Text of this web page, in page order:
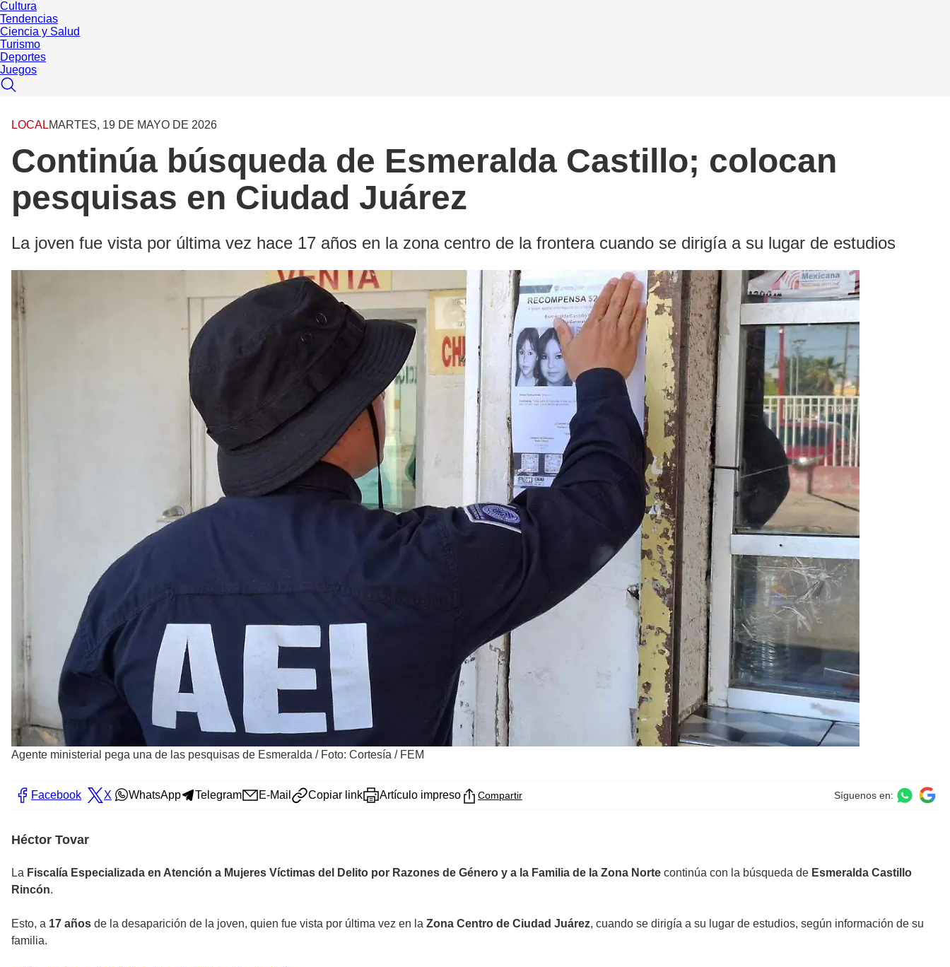
Cultura
Tendencias
Ciencia y Salud
Turismo
Deportes
Juegos
LOCALMARTES, 19 DE MAYO DE 2026
Continúa búsqueda de Esmeralda Castillo; colocan
pesquisas en Ciudad Juárez
La joven fue vista por última vez hace 17 años en la zona centro de la frontera cuando se dirigía a su lugar de estudios
Agente ministerial pega una de las pesquisas de Esmeralda / Foto: Cortesía / FEM
Facebook X WhatsApp Telegram E-Mail Copiar link Artículo impreso Compartir Síguenos en:
Héctor Tovar
La Fiscalía Especializada en Atención a Mujeres Víctimas del Delito por Razones de Género y a la Familia de la Zona Norte continúa con la búsqueda de Esmeralda Castillo
Rincón.
Esto, a 17 años de la desaparición de la joven, quien fue vista por última vez en la Zona Centro de Ciudad Juárez, cuando se dirigía a su lugar de estudios, según información de su
familia.